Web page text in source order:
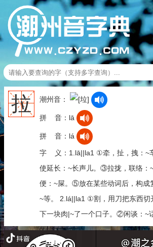
拉 潮州音：
拼 音：lā
拼 音：lá
字 义：1.lā||la1 ①牵，扯，拽：~
使延长：~长声儿。③拉拢，联络
便：~屎。⑤放在某些动词后，构成
~等。 2.lá||la1 ①割，用刀把东西切
下一块肉|~了一个口子。②闲谈：~